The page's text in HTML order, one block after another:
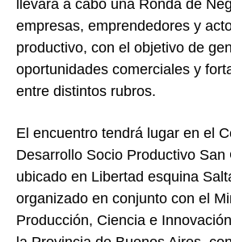
llevará a cabo una Ronda de
empresas, emprendedores y
productivo, con el objetivo de
oportunidades comerciales y
entre distintos rubros.
El encuentro tendrá lugar en el
Desarrollo Socio Productivo San
ubicado en Libertad esquina
organizado en conjunto con el
Producción, Ciencia e